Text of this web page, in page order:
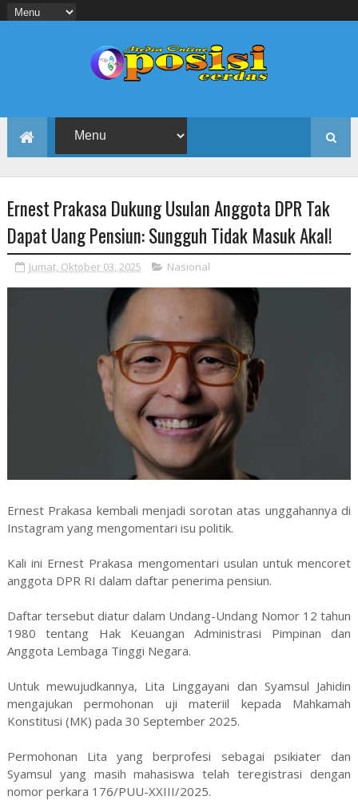
Ernest Prakasa Dukung Usulan Anggota DPR Tak
Dapat Uang Pensiun: Sungguh Tidak Masuk Akal!
Jumat, Oktober 03, 2025 Nasional
Ernest Prakasa kembali menjadi sorotan atas unggahannya di
Instagram yang mengomentari isu politik.
Kali ini Ernest Prakasa mengomentari usulan untuk mencoret
anggota DPR RI dalam daftar penerima pensiun.
Daftar tersebut diatur dalam Undang-Undang Nomor 12 tahun
1980 tentang Hak Keuangan Administrasi Pimpinan dan
Anggota Lembaga Tinggi Negara.
Untuk mewujudkannya, Lita Linggayani dan Syamsul Jahidin
mengajukan permohonan uji materiil kepada Mahkamah
Konstitusi (MK) pada 30 September 2025.
Permohonan Lita yang berprofesi sebagai psikiater dan
Syamsul yang masih mahasiswa telah teregistrasi dengan
nomor perkara 176/PUU-XXIII/2025.